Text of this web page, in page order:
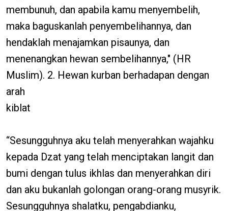
membunuh, dan apabila kamu menyembelih,
maka baguskanlah penyembelihannya, dan
hendaklah menajamkan pisaunya, dan
menenangkan hewan sembelihannya," (HR
Muslim). 2. Hewan kurban berhadapan dengan
arah
kiblat
“Sesungguhnya aku telah menyerahkan wajahku
kepada Dzat yang telah menciptakan langit dan
bumi dengan tulus ikhlas dan menyerahkan diri
dan aku bukanlah golongan orang-orang musyrik.
Sesungguhnya shalatku, pengabdianku,